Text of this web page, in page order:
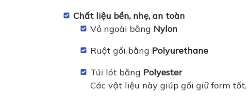
Chất liệu bền, nhẹ, an toàn
Vỏ ngoài bằng Nylon
Ruột gối bằng Polyurethane
Túi lót bằng Polyester
Các vật liệu này giúp gối giữ form